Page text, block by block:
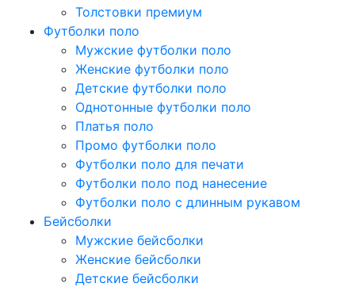
Толстовки премиум
Футболки поло
Мужские футболки поло
Женские футболки поло
Детские футболки поло
Однотонные футболки поло
Платья поло
Промо футболки поло
Футболки поло для печати
Футболки поло под нанесение
Футболки поло с длинным рукавом
Бейсболки
Мужские бейсболки
Женские бейсболки
Детские бейсболки